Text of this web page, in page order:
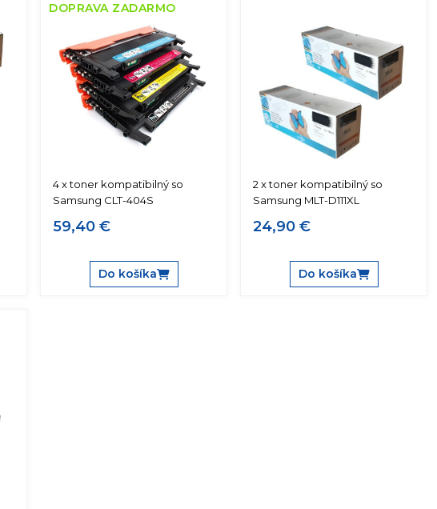
DOPRAVA ZADARMO
4 x toner kompatibilný so
Samsung CLT-404S
59,40 €
Do košíka
2 x toner kompatibilný so
Samsung MLT-D111XL
24,90 €
Do košíka